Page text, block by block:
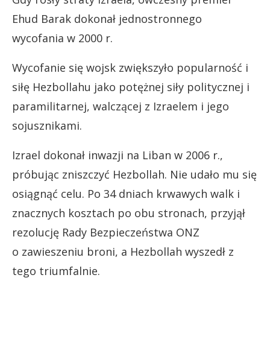
Ehud Barak dokonał jednostronnego
wycofania w 2000 r.
Wycofanie się wojsk zwiększyło popularność i
siłę Hezbollahu jako potężnej siły politycznej i
paramilitarnej, walczącej z Izraelem i jego
sojusznikami.
Izrael dokonał inwazji na Liban w 2006 r.,
próbując zniszczyć Hezbollah. Nie udało mu się
osiągnąć celu. Po 34 dniach krwawych walk i
znacznych kosztach po obu stronach, przyjął
rezolucję Rady Bezpieczeństwa ONZ
o zawieszeniu broni, a Hezbollah wyszedł z
tego triumfalnie.